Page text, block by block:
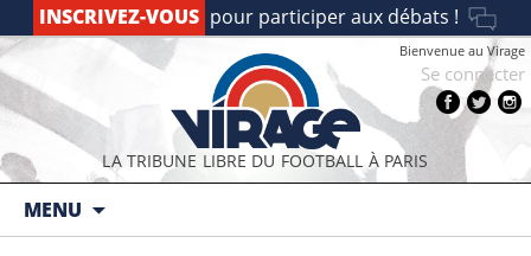
INSCRIVEZ-VOUS pour participer aux débats !
LA TRIBUNE LIBRE DU FOOTBALL À PARIS
Bienvenue au Virage
Se connecter
MENU
Aller au contenu principal